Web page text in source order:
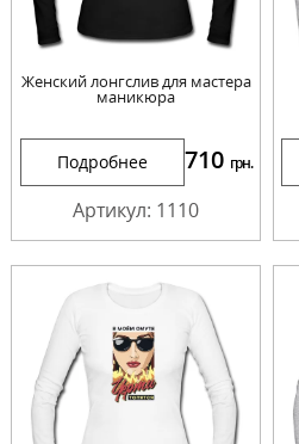
Женский лонгслив для мастера
маникюра
Подробнее 710 грн.
Артикул: 1110